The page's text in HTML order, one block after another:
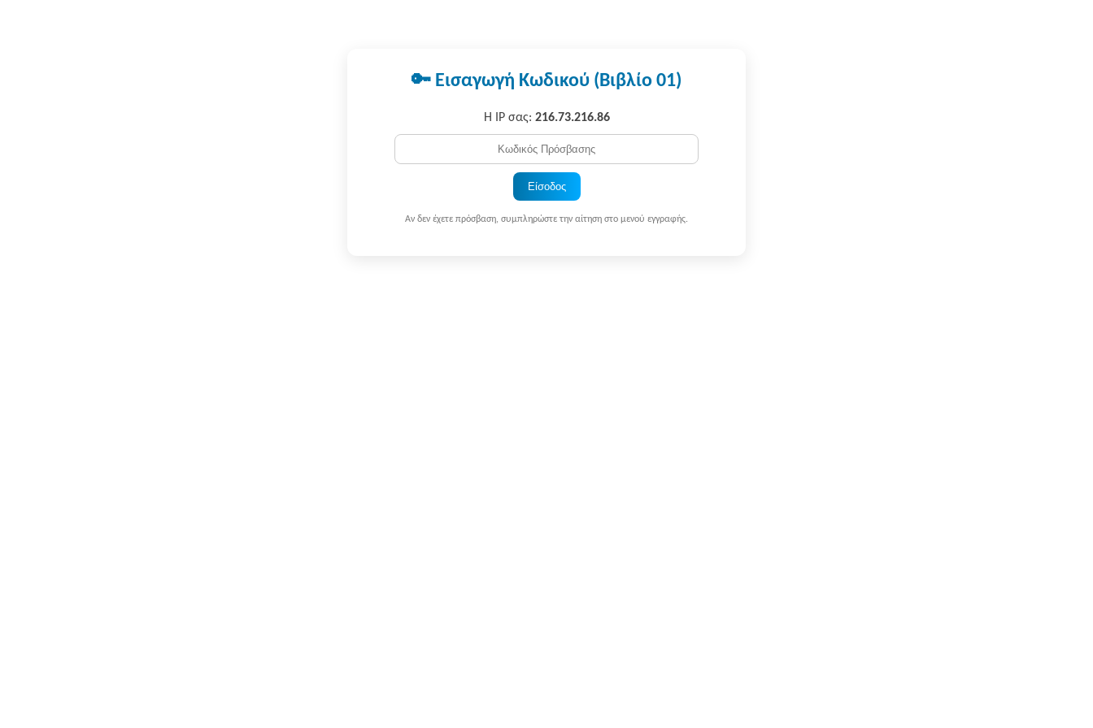
🔑 Εισαγωγή Κωδικού (Βιβλίο 01)
Η IP σας: 216.73.216.86
Είσοδος
Αν δεν έχετε πρόσβαση, συμπληρώστε την αίτηση στο μενού εγγραφής.